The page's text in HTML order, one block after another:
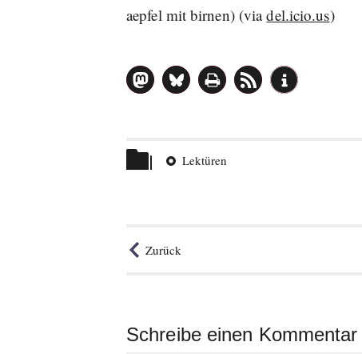
aepfel mit birnen) (viadel.icio.us)
Beitrag
teilen
Themen
Lektüren
Zurück
Schreibe einen Kommentar